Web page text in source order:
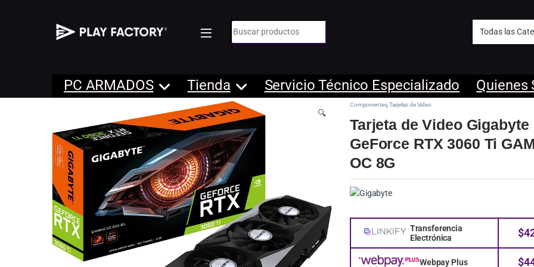
Búsqueda de:
PC ARMADOS Tienda Servicio Técnico Especializado Quienes
🔍
Componentes,Tarjetas de Video
Tarjeta de Video Gigabyte
GeForce RTX 3060 Ti
OC 8G
Transferencia
Electrónica
$
Webpay Plus $